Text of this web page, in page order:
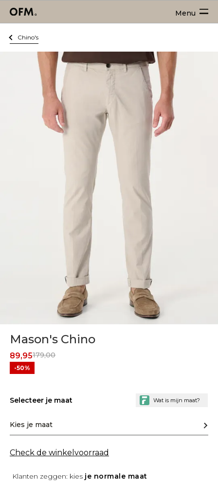
Menu
Chino's
Mason's Chino
179,00
89,95
-50%
Selecteer je maat
Kies je maat
Check de winkelvoorraad
Klanten zeggen: kies je normale maat